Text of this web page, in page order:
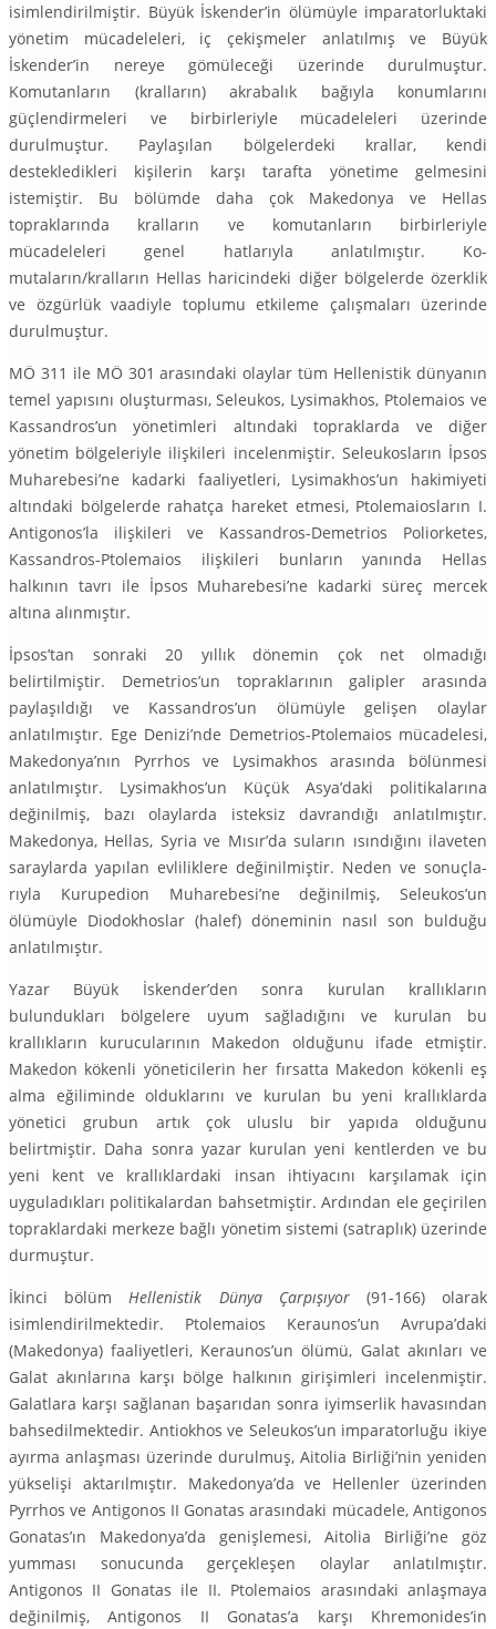
isimlendirilmiş­tir. Büyük İskender’in ölümüyle imparatorluktaki
yönetim mücadeleleri, iç çekişmeler anlatılmış ve Büyük
İskender’in nereye gömüleceği üzerinde du­rulmuştur.
Komutanların (kralların) akrabalık bağıyla konumlarını
güçlendir­meleri ve birbirleriyle mücadeleleri üzerinde
durulmuştur. Paylaşılan bölge­lerdeki krallar, kendi
destekledikleri kişilerin karşı tarafta yönetime gelmesini
istemiştir. Bu bölümde daha çok Makedonya ve Hellas
topraklarında kralların ve komutanların birbirleriyle
mücadeleleri genel hatlarıyla anlatılmıştır. Ko­
mutaların/kralların Hellas haricindeki diğer bölgelerde özerklik
ve özgürlük vaadiyle toplumu etkileme çalışmaları üzerinde
durulmuştur.
MÖ 311 ile MÖ 301 arasındaki olaylar tüm Hellenistik dünyanın
temel ya­pısını oluşturması, Seleukos, Lysimakhos, Ptolemaios ve
Kassandros’un yö­netimleri altındaki topraklarda ve diğer
yönetim bölgeleriyle ilişkileri incelen­miştir. Seleukosların İpsos
Muharebesi’ne kadarki faaliyetleri, Lysimakhos’un hakimiyeti
altındaki bölgelerde rahatça hareket etmesi, Ptolemaiosların I.
Antigonos’la ilişkileri ve Kassandros-Demetrios Poliorketes,
Kassandros-Pto­lemaios ilişkileri bunların yanında Hellas
halkının tavrı ile İpsos Muhare­besi’ne kadarki süreç mercek
altına alınmıştır.
İpsos’tan sonraki 20 yıllık dönemin çok net olmadığı
belirtilmiştir. Demet­rios’un topraklarının galipler arasında
paylaşıldığı ve Kassandros’un ölümüyle gelişen olaylar
anlatılmıştır. Ege Denizi’nde Demetrios-Ptolemaios mücade­lesi,
Makedonya’nın Pyrrhos ve Lysimakhos arasında bölünmesi
anlatılmıştır. Lysimakhos’un Küçük Asya’daki politikalarına
değinilmiş, bazı olaylarda istek­siz davrandığı anlatılmıştır.
Makedonya, Hellas, Syria ve Mısır’da suların ısın­dığını ilaveten
saraylarda yapılan evliliklere değinilmiştir. Neden ve sonuçla­
rıyla Kurupedion Muharebesi’ne değinilmiş, Seleukos’un
ölümüyle Diodok­hoslar (halef) döneminin nasıl son bulduğu
anlatılmıştır.
Yazar Büyük İskender’den sonra kurulan krallıkların
bulundukları bölge­lere uyum sağladığını ve kurulan bu
krallıkların kurucularının Makedon oldu­ğunu ifade etmiştir.
Makedon kökenli yöneticilerin her fırsatta Makedon kö­kenli eş
alma eğiliminde olduklarını ve kurulan bu yeni krallıklarda
yönetici grubun artık çok uluslu bir yapıda olduğunu
belirtmiştir. Daha sonra yazar kurulan yeni kentlerden ve bu
yeni kent ve krallıklardaki insan ihtiyacını kar­şılamak için
uyguladıkları politikalardan bahsetmiştir. Ardından ele geçirilen
topraklardaki merkeze bağlı yönetim sistemi (satraplık) üzerinde
durmuştur.
İkinci bölümHellenistik Dünya Çarpışıyor(91-166) olarak
isimlendirilmek­tedir. Ptolemaios Keraunos’un Avrupa’daki
(Makedonya) faaliyetleri, Kerau­nos’un ölümü, Galat akınları ve
Galat akınlarına karşı bölge halkının girişim­leri incelenmiştir.
Galatlara karşı sağlanan başarıdan sonra iyimserlik hava­sından
bahsedilmektedir. Antiokhos ve Seleukos’un imparatorluğu ikiye
ayırma anlaşması üzerinde durulmuş, Aitolia Birliği’nin yeniden
yükselişi ak­tarılmıştır. Makedonya’da ve Hellenler üzerinden
Pyrrhos ve Antigonos II Go­natas arasındaki mücadele, Antigonos
Gonatas’ın Makedonya’da genişle­mesi, Aitolia Birliği’ne göz
yumması sonucunda gerçekleşen olaylar anlatıl­mıştır.
Antigonos II Gonatas ile II. Ptolemaios arasındaki anlaşmaya
değinil­miş, Antigonos II Gonatas’a karşı Khremonides’in